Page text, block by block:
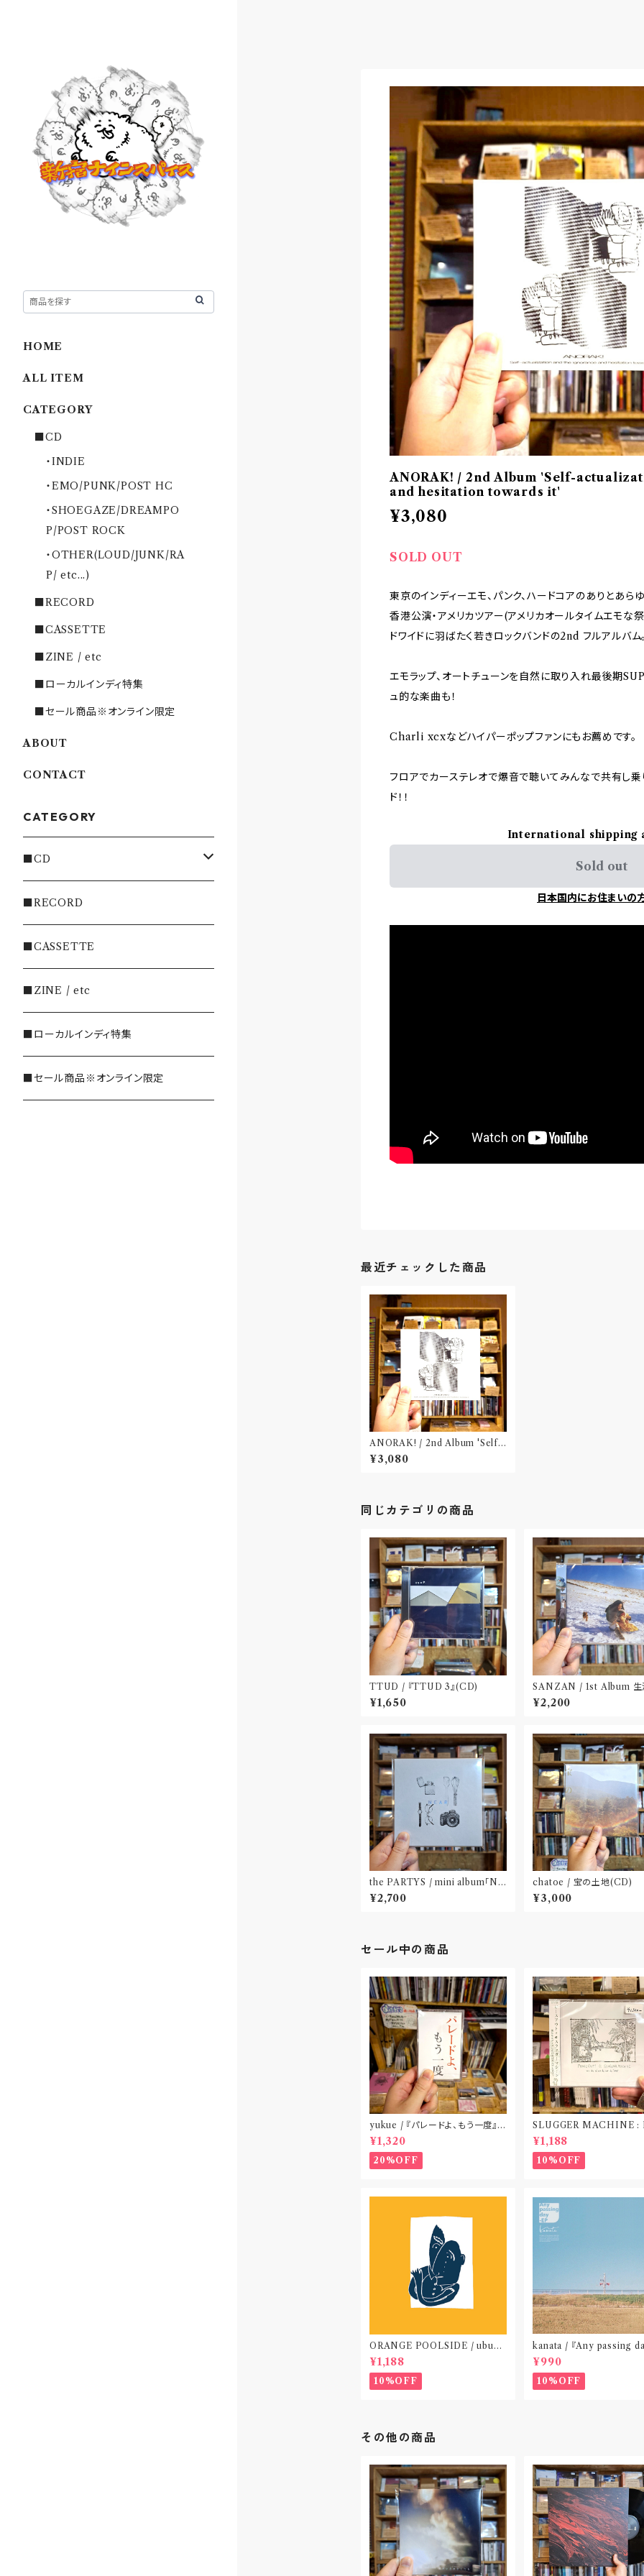
ANORAK! / 2nd Album 'Self-
and hesitation towards it'
¥3,080
SOLD OUT
東京のインディーエモ、パンク、ハードコアのありとあ
香港公演・アメリカツアー(アメリカオールタイムエモ
ドワイドに羽ばたく若きロックバンドの2nd フルアルバム
エモラップ、オートチューンを自然に取り入れ最後期
ュ的な楽曲も！
Charli xcxなどハイパーポップファンにもお薦めです。
フロアでカーステレオで爆音で聴いてみんなで共有し乗
ド！！
International shipping
Sold out
日本国内にお住まいの
最近チェックした商品
ANORAK! / 2nd Album 'Self-
actualization and the ignoran
ce and hesitation towards it'
¥3,080
同じカテゴリの商品
TTUD / 『TTUD 3』(CD)
¥1,650
SANZAN / 1st Album 生
残(CD)〝静岡県三島市〟
¥2,200
the PARTYS / mini album「NE
AR」(CD)〝奈良〟
¥2,700
chatoe / 宝の土地(CD)
¥3,000
セール中の商品
yukue / 『パレードよ、もう一度』
(TAPE)
¥1,320
20%OFF
SLUGGER MACHINE :
CE OUT! / we die if we
t do “DIG”(SPLIT CD)〝
札幌〟
¥1,188
10%OFF
ORANGE POOLSIDE / ubu
(CD作品)〝神奈川・厚木〟
¥1,188
10%OFF
kanata / 『Any passing
P』(CD作品)〝東京〟
¥990
10%OFF
その他の商品
HOME
ALL ITEM
CATEGORY
■CD
・INDIE
・EMO/PUNK/POST HC
・SHOEGAZE/DREAMPO
P/POST ROCK
・OTHER(LOUD/JUNK/RA
P/ etc...)
■RECORD
■CASSETTE
■ZINE / etc
■ローカルインディ特集
■セール商品※オンライン限定
ABOUT
CONTACT
CATEGORY
■CD
・INDIE
・EMO/PUNK/POST HC
・SHOEGAZE/DREAMPOP/POST
ROCK
・OTHER(LOUD/JUNK/RAP/ et
c...)
■RECORD
■CASSETTE
■ZINE / etc
■ローカルインディ特集
■セール商品※オンライン限定